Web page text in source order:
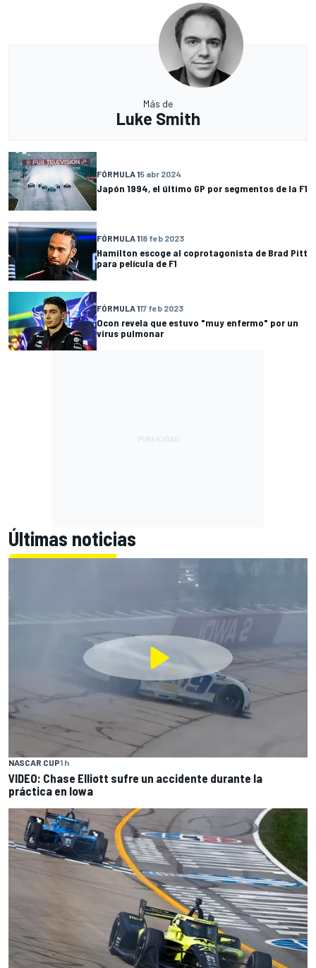
Más de
Luke Smith
FÓRMULA 15 abr 2024
Japón 1994, el último GP por segmentos de la F1
FÓRMULA 118 feb 2023
Hamilton escoge al coprotagonista de Brad Pitt
para película de F1
FÓRMULA 117 feb 2023
Ocon revela que estuvo "muy enfermo" por un
virus pulmonar
Últimas noticias
NASCAR CUP1 h
VIDEO: Chase Elliott sufre un accidente durante la
práctica en Iowa